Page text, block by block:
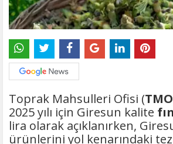
Toprak Mahsulleri Ofisi (TMO
2025 yılı için Giresun kalite
lira olarak açıklanırken,
ürünlerini yol kenarındaki